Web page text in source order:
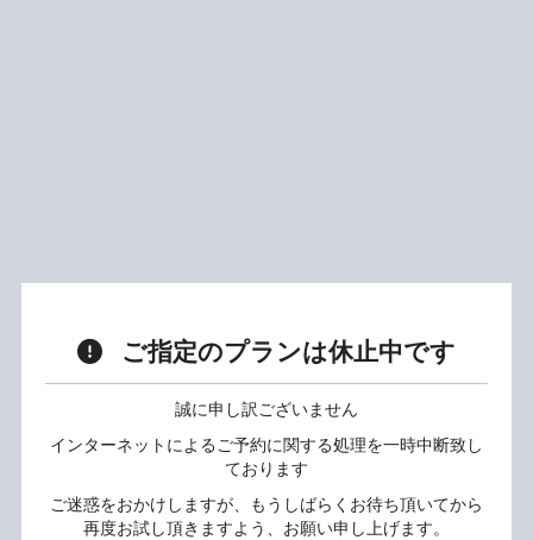
ご指定のプランは休止中です
誠に申し訳ございません
インターネットによるご予約に関する処理を一時中断致し
ております
ご迷惑をおかけしますが、もうしばらくお待ち頂いてから
再度お試し頂きますよう、お願い申し上げます。